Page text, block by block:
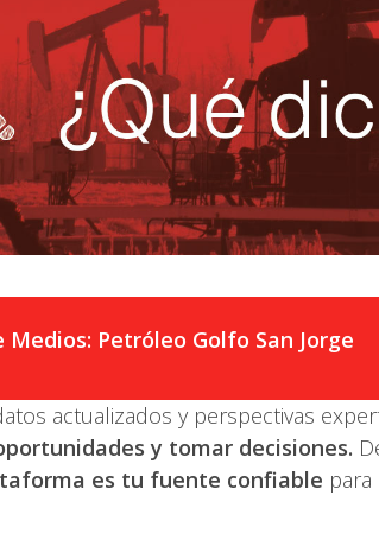
Medios: Petróleo Golfo San Jorge
actualizados y perspectivas
y tomar decisiones.
es tu fuente confiable